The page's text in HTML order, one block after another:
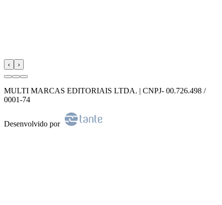
‹ ›
MULTI MARCAS EDITORIAIS LTDA. | CNPJ- 00.726.498 /
0001-74
Desenvolvido por